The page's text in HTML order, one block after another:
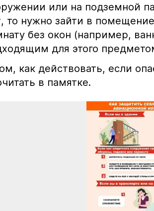
или на подземной
то нужно зайти в
без окон (например,
для этого
как действовать, если
в памятке.